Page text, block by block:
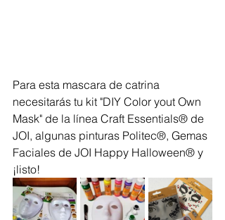
Para esta mascara de catrina
necesitarás tu kit "DIY Color yout Own
Mask" de la línea Craft Essentials® de
JOI, algunas pinturas Politec®, Gemas
Faciales de JOI Happy Halloween® y
¡listo!